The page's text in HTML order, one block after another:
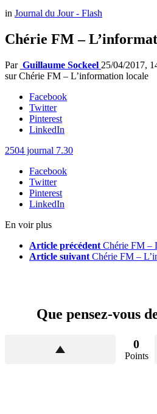
in Journal du Jour - Flash
Chérie FM –
Par Guillaume Sockeel 25/04/2017,
sur Chérie FM – L’information locale
Facebook
Twitter
Pinterest
LinkedIn
2504 journal 7.30
Facebook
Twitter
Pinterest
LinkedIn
En voir plus
Article précédent Chérie FM –
Article suivant Chérie FM –
Que pensez-vous
0
Points